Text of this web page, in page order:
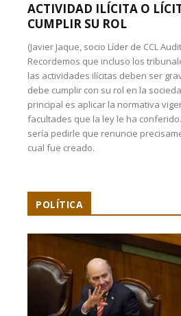
ACTIVIDAD ILÍCITA O
CUMPLIR SU ROL
(Javier Jaque, socio Líder de CCL
Recordemos que incluso los
las actividades ilícitas deben ser
debe cumplir con su rol en la
principal es aplicar la normativa
facultades que la ley le ha
sería pedirle que renuncie
cual fue creado.
POLÍTICA